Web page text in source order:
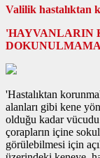
Valilik hastalıktan
'HAYVANLARIN
'Hastalıktan
alanları gibi kene
olduğu kadar
çorapların içine
görülebilmesi için